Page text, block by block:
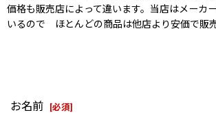
価格も販売店によって違います。当店はメーカ
いるので ほとんどの商品は他店より安価で販売
お名前 [必須]